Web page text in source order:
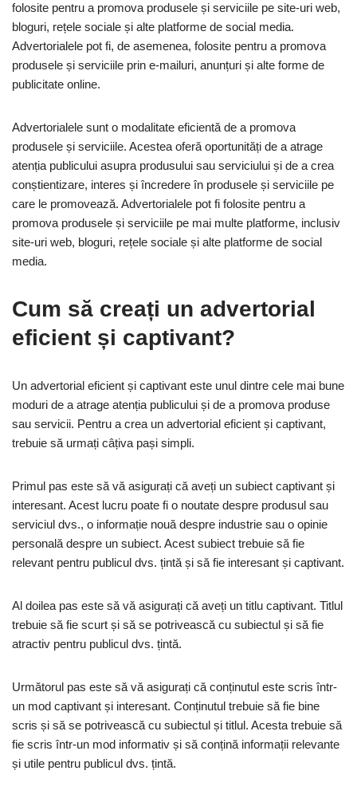
folosite pentru a promova produsele și serviciile pe site-uri web,
bloguri, rețele sociale și alte platforme de social media.
Advertorialele pot fi, de asemenea, folosite pentru a promova
produsele și serviciile prin e-mailuri, anunțuri și alte forme de
publicitate online.
Advertorialele sunt o modalitate eficientă de a promova
produsele și serviciile. Acestea oferă oportunități de a atrage
atenția publicului asupra produsului sau serviciului și de a crea
conștientizare, interes și încredere în produsele și serviciile pe
care le promovează. Advertorialele pot fi folosite pentru a
promova produsele și serviciile pe mai multe platforme, inclusiv
site-uri web, bloguri, rețele sociale și alte platforme de social
media.
Cum să creați un advertorial
eficient și captivant?
Un advertorial eficient și captivant este unul dintre cele mai bune
moduri de a atrage atenția publicului și de a promova produse
sau servicii. Pentru a crea un advertorial eficient și captivant,
trebuie să urmați câțiva pași simpli.
Primul pas este să vă asigurați că aveți un subiect captivant și
interesant. Acest lucru poate fi o noutate despre produsul sau
serviciul dvs., o informație nouă despre industrie sau o opinie
personală despre un subiect. Acest subiect trebuie să fie
relevant pentru publicul dvs. țintă și să fie interesant și captivant.
Al doilea pas este să vă asigurați că aveți un titlu captivant. Titlul
trebuie să fie scurt și să se potrivească cu subiectul și să fie
atractiv pentru publicul dvs. țintă.
Următorul pas este să vă asigurați că conținutul este scris într-
un mod captivant și interesant. Conținutul trebuie să fie bine
scris și să se potrivească cu subiectul și titlul. Acesta trebuie să
fie scris într-un mod informativ și să conțină informații relevante
și utile pentru publicul dvs. țintă.